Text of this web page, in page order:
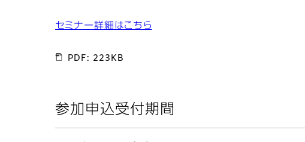
セミナー詳細はこちら
PDF: 223KB
参加申込受付期間